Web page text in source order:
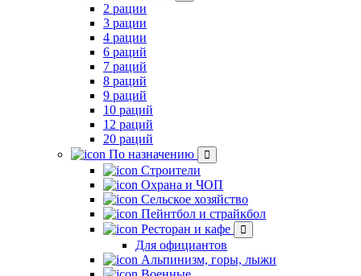
2 рации
3 рации
4 рации
6 раций
7 раций
8 раций
9 раций
10 раций
12 раций
20 раций
По назначению
Строители
Охрана и ЧОП
Сельское хозяйство
Пейнтбол и страйкбол
Ресторан и кафе
Для официантов
Альпинизм, горы, лыжи